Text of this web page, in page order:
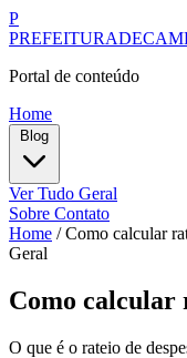
P
Portal de conteúdo
Home
Ver Tudo Geral
Sobre Contato
Home / Como calcular
Geral
Como calcular
O que é o rateio de